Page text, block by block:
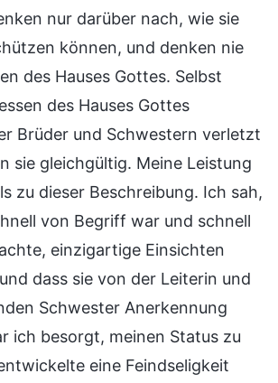
nur darüber nach, wie sie
können, und denken nie
des Hauses Gottes. Selbst
des Hauses Gottes
Brüder und Schwestern verletzt
sie gleichgültig. Meine Leistung
zu dieser Beschreibung. Ich sah,
von Begriff war und schnell
einzigartige Einsichten
dass sie von der Leiterin und
Schwester Anerkennung
ich besorgt, meinen Status zu
eine Feindseligkeit